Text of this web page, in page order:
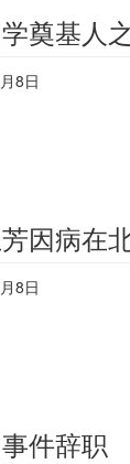
奠基人
8日
因病在
8日
件辞职